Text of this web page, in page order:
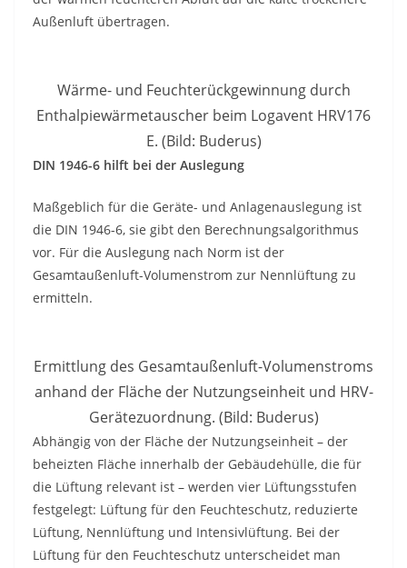
Außenluft übertragen.
Wärme- und Feuchterückgewinnung durch
Enthalpiewärmetauscher beim Logavent HRV176
E. (Bild: Buderus)
DIN 1946-6 hilft bei der Auslegung
Maßgeblich für die Geräte- und Anlagenauslegung ist
die DIN 1946-6, sie gibt den Berechnungsalgorithmus
vor. Für die Auslegung nach Norm ist der
Gesamtaußenluft-Volumenstrom zur Nennlüftung zu
ermitteln.
Ermittlung des Gesamtaußenluft-Volumenstroms
anhand der Fläche der Nutzungseinheit und HRV-
Gerätezuordnung. (Bild: Buderus)
Abhängig von der Fläche der Nutzungseinheit – der
beheizten Fläche innerhalb der Gebäudehülle, die für
die Lüftung relevant ist – werden vier Lüftungsstufen
festgelegt: Lüftung für den Feuchteschutz, reduzierte
Lüftung, Nennlüftung und Intensivlüftung. Bei der
Lüftung für den Feuchteschutz unterscheidet man